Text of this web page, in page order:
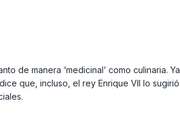
de manera ‘medicinal’ como culinaria. Ya
que, incluso, el rey Enrique VII lo sugirió